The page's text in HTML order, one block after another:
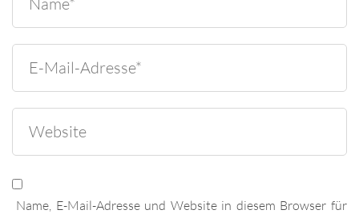
Name, E-Mail-Adresse und Website in diesem Browser für